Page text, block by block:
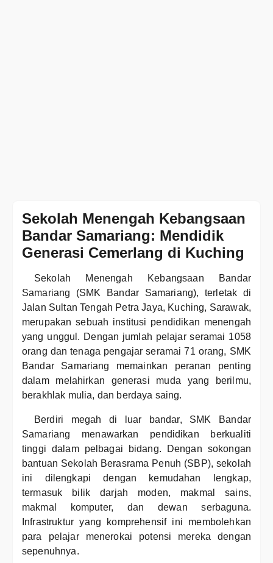
Sekolah Menengah Kebangsaan
Bandar Samariang: Mendidik
Generasi Cemerlang di Kuching
Sekolah Menengah Kebangsaan Bandar
Samariang (SMK Bandar Samariang), terletak di
Jalan Sultan Tengah Petra Jaya, Kuching, Sarawak,
merupakan sebuah institusi pendidikan menengah
yang unggul. Dengan jumlah pelajar seramai 1058
orang dan tenaga pengajar seramai 71 orang, SMK
Bandar Samariang memainkan peranan penting
dalam melahirkan generasi muda yang berilmu,
berakhlak mulia, dan berdaya saing.
Berdiri megah di luar bandar, SMK Bandar
Samariang menawarkan pendidikan berkualiti
tinggi dalam pelbagai bidang. Dengan sokongan
bantuan Sekolah Berasrama Penuh (SBP), sekolah
ini dilengkapi dengan kemudahan lengkap,
termasuk bilik darjah moden, makmal sains,
makmal komputer, dan dewan serbaguna.
Infrastruktur yang komprehensif ini membolehkan
para pelajar menerokai potensi mereka dengan
sepenuhnya.